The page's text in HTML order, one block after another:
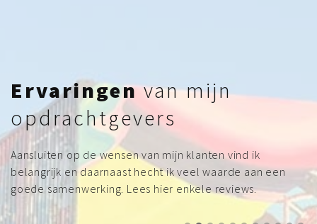
Ervaringenvan mijn
opdrachtgevers
Aansluiten op de wensen van mijn klanten vind ik
belangrijk en daarnaast hecht ik veel waarde aan een
goede samenwerking. Lees hier enkele reviews.